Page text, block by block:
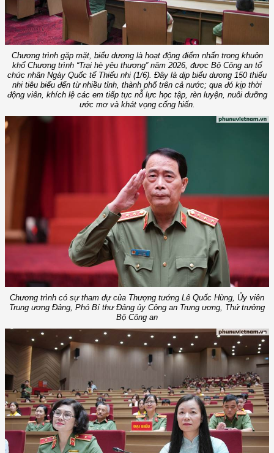
Chương trình gặp mặt, biểu dương là hoạt động điểm nhấn trong khuôn
khổ Chương trình “Trại hè yêu thương” năm 2026, được Bộ Công an tổ
chức nhân Ngày Quốc tế Thiếu nhi (1/6). Đây là dịp biểu dương 150 thiếu
nhi tiêu biểu đến từ nhiều tỉnh, thành phố trên cả nước; qua đó kịp thời
động viên, khích lệ các em tiếp tục nỗ lực học tập, rèn luyện, nuôi dưỡng
ước mơ và khát vọng cống hiến.
Chương trình có sự tham dự của Thượng tướng Lê Quốc Hùng, Ủy viên
Trung ương Đảng, Phó Bí thư Đảng ủy Công an Trung ương, Thứ trưởng
Bộ Công an